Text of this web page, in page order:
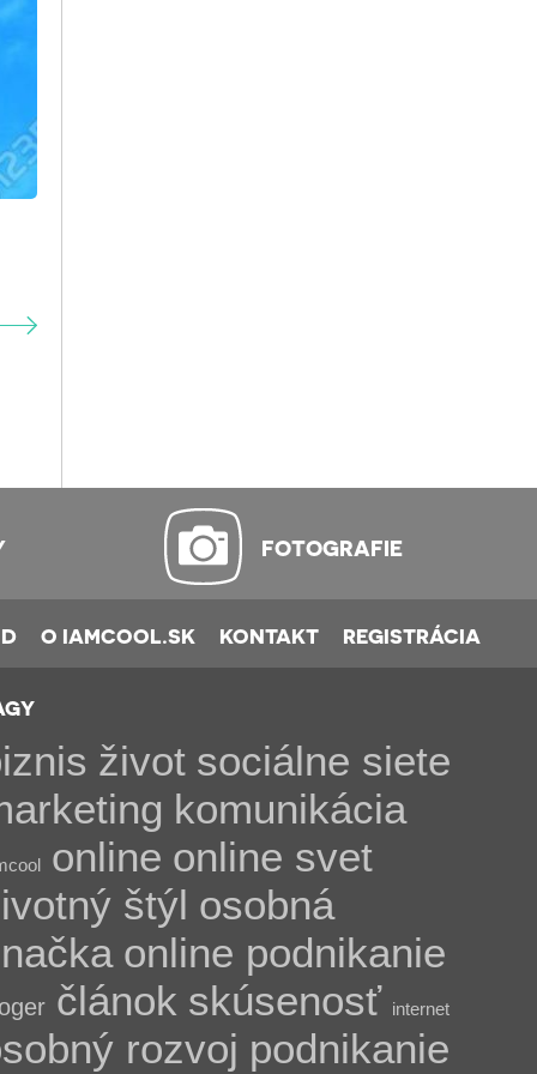
FOTOGRAFIE
O IAMCOOL.SK KONTAKT REGISTRÁCIA
život sociálne siete
komunikácia
online online svet
štýl osobná
online podnikanie
článok skúsenosť internet
rozvoj podnikanie